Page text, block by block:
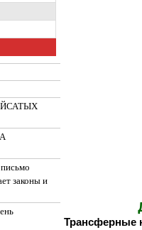
законы и
Трансферные